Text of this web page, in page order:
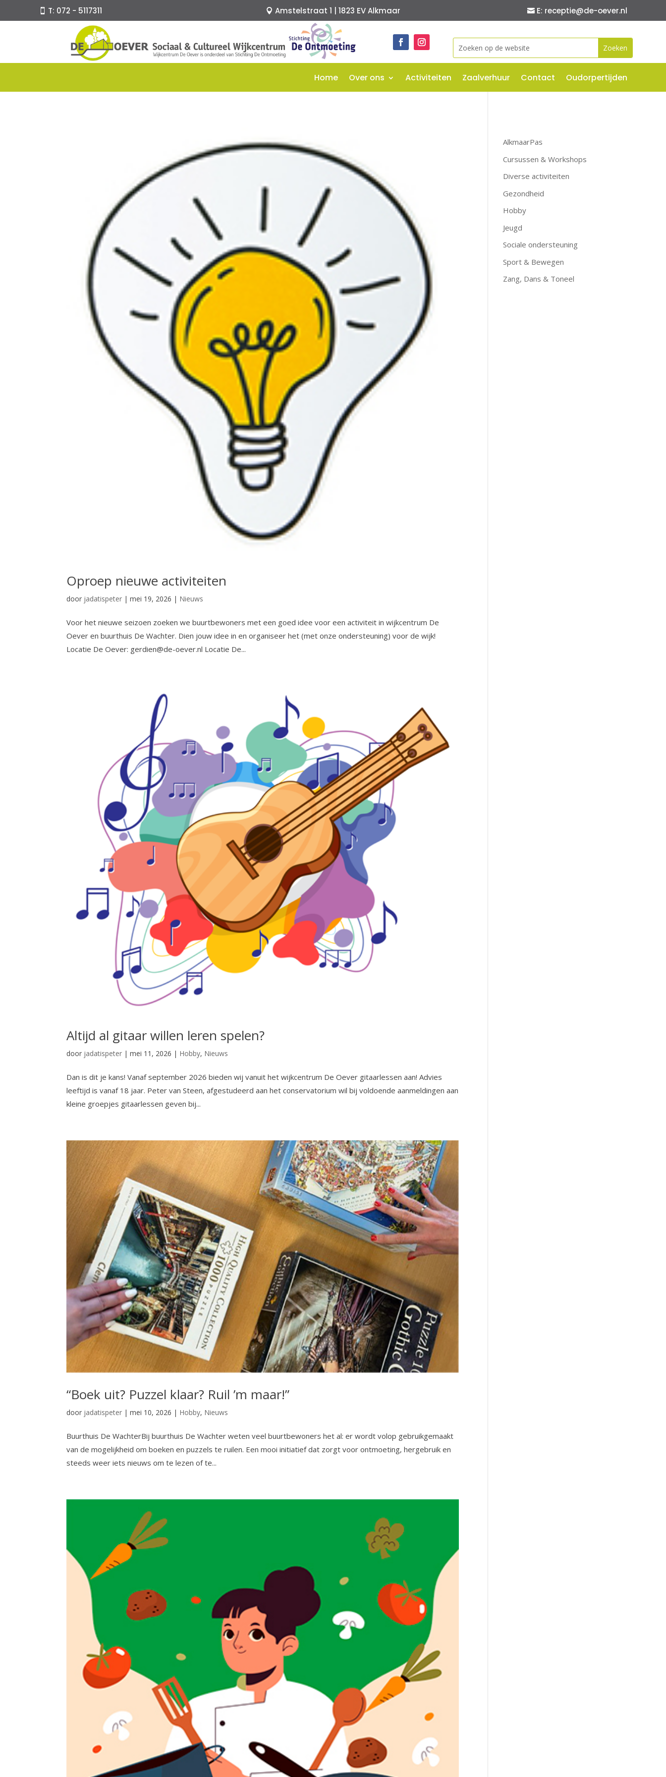
T: 072 - 5117311 Amstelstraat 1 | 1823 EV Alkmaar E: receptie@de-oever.nl
Zoeken
naar:
Home Over ons Activiteiten Zaalverhuur Contact Oudorpertijden
Oproep nieuwe activiteiten
door jadatispeter |mei 19, 2026 | Nieuws
Voor het nieuwe seizoen zoeken we buurtbewoners met een goed idee voor een activiteit in wijkcentrum De
Oever en buurthuis De Wachter. Dien jouw idee in en organiseer het (met onze ondersteuning) voor de wijk!
Locatie De Oever: gerdien@de-oever.nl Locatie De...
Altijd al gitaar willen leren spelen?
door jadatispeter |mei 11, 2026 | Hobby, Nieuws
Dan is dit je kans! Vanaf september 2026 bieden wij vanuit het wijkcentrum De Oever gitaarlessen aan! Advies
leeftijd is vanaf 18 jaar. Peter van Steen, afgestudeerd aan het conservatorium wil bij voldoende aanmeldingen aan
kleine groepjes gitaarlessen geven bij...
“Boek uit? Puzzel klaar? Ruil ’m maar!”
door jadatispeter |mei 10, 2026 | Hobby, Nieuws
Buurthuis De WachterBij buurthuis De Wachter weten veel buurtbewoners het al: er wordt volop gebruikgemaakt
van de mogelijkheid om boeken en puzzels te ruilen. Een mooi initiatief dat zorgt voor ontmoeting, hergebruik en
steeds weer iets nieuws om te lezen of te...
AlkmaarPas
Cursussen & Workshops
Diverse activiteiten
Gezondheid
Hobby
Jeugd
Sociale ondersteuning
Sport & Bewegen
Zang, Dans & Toneel